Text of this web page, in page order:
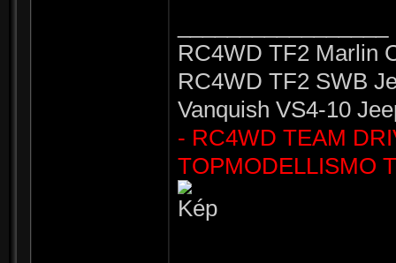
RC4WD TF2 Marlin
RC4WD TF2 SWB
Vanquish VS4-10
- RC4WD TEAM
TOPMODELLISMO